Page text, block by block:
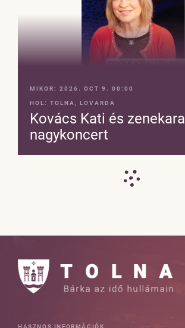
MIKOR: 2026. OCT 9. 00:00
HOL: TOLNA, LOVARDA
Kovács Kati és zenekara
nagykoncert